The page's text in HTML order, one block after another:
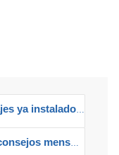
ya instalados!
mensuales